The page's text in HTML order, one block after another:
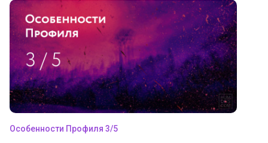
Особенности Профиля 3/5